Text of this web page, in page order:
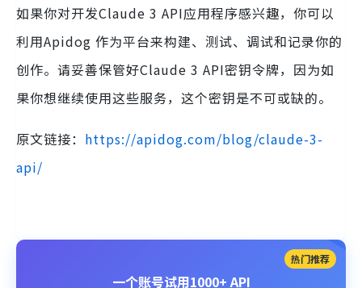
如果你对开发Claude 3 API应用程序感兴趣，你可以
利用Apidog 作为平台来构建、测试、调试和记录你的
创作。请妥善保管好Claude 3 API密钥令牌，因为如
果你想继续使用这些服务，这个密钥是不可或缺的。
原文链接： https://apidog.com/blog/claude-3-
api/
热门推荐
一个账号试用1000+ API